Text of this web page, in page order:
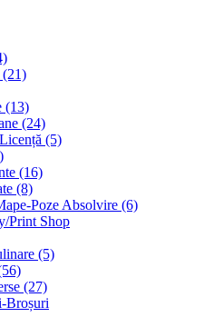
(21)
(13)
(24)
(5)
(16)
(8)
Poze Absolvire (6)
Print Shop
(5)
(27)
Broșuri